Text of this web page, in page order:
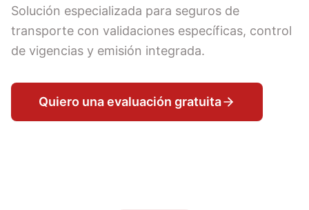
Solución especializada para seguros de
transporte con validaciones específicas, control
de vigencias y emisión integrada.
Quiero una evaluación gratuita